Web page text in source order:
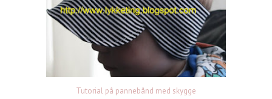
Tutorial på pannebånd med skygge